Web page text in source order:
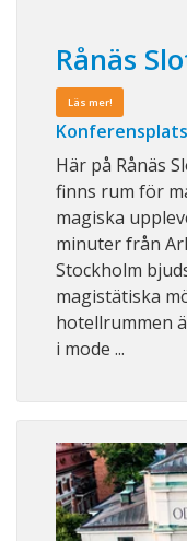
Rånäs
Läs mer!
Här på Rånäs
finns rum för
magiska
minuter från
Stockholm
magistätiska
hotellrummen
i mode ...